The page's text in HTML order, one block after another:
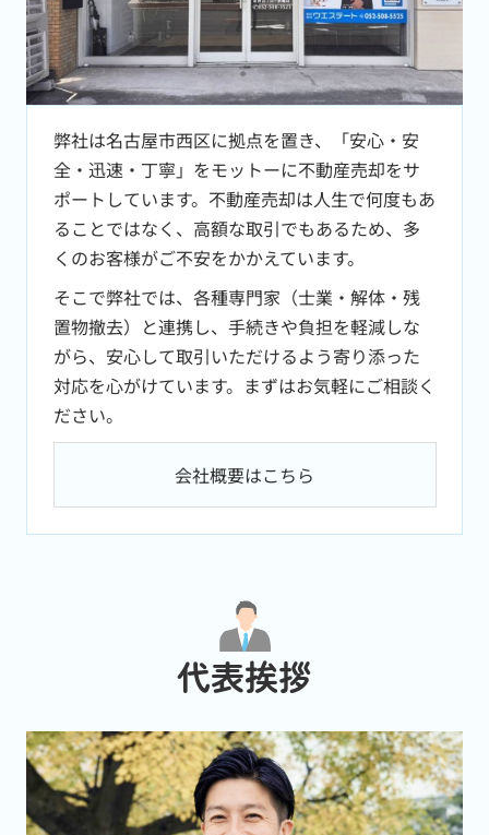
弊社は名古屋市西区に拠点を置き、「安心・安
全・迅速・丁寧」をモットーに不動産売却をサ
ポートしています。不動産売却は人生で何度もあ
ることではなく、高額な取引でもあるため、多
くのお客様がご不安をかかえています。
そこで弊社では、各種専門家（士業・解体・残
置物撤去）と連携し、手続きや負担を軽減しな
がら、安心して取引いただけるよう寄り添った
対応を心がけています。まずはお気軽にご相談く
ださい。
会社概要はこちら
代表挨拶